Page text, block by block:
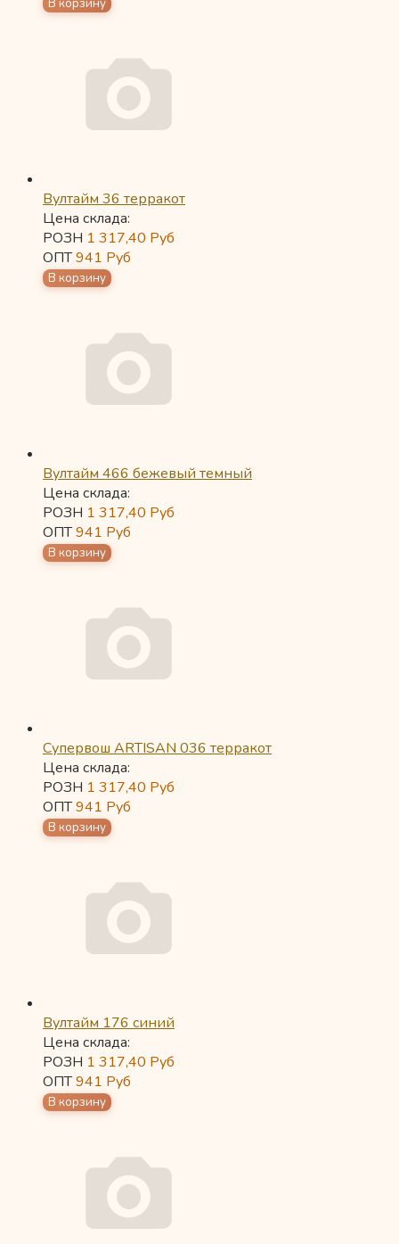
Вултайм 36 терракот
Цена склада:
РОЗН 1 317,40 Руб
ОПТ941 Руб
Вултайм 466 бежевый темный
Цена склада:
РОЗН 1 317,40 Руб
ОПТ941 Руб
Супервош ARTISAN 036 терракот
Цена склада:
РОЗН 1 317,40 Руб
ОПТ941 Руб
Вултайм 176 синий
Цена склада:
РОЗН 1 317,40 Руб
ОПТ941 Руб